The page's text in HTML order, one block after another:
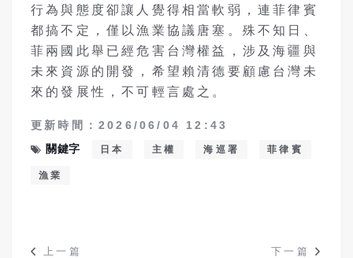
行為與態度卻讓人覺得相當軟弱，連菲律賓
都搞不定，僅以漁業協議唐塞。殊不知日、
菲兩國此舉已經危害台灣權益，涉及海疆與
未來資源的開發，希望賴清德要顧慮台灣未
來的發展性，不可輕言處之。
更新時間：2026/06/04 12:43
關鍵字
日本 主權 海巡署 菲律賓
漁業
上一篇 下一篇